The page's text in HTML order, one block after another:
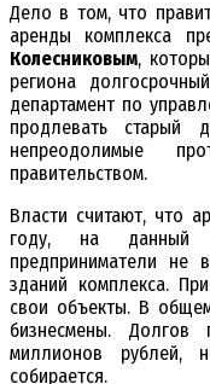
Дело в том, что
аренды комплекса
Колесниковым,
региона
департамент по
продлевать старый
непреодолимые
правительством.
Власти считают, что
году, на данный
предприниматели не
зданий комплекса.
свои объекты. В
бизнесмены.
миллионов рублей,
собирается.